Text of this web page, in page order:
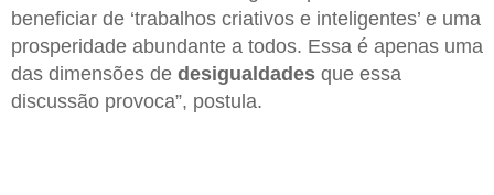
beneficiar de ‘trabalhos criativos e inteligentes’ e uma
prosperidade abundante a todos. Essa é apenas uma
das dimensões de desigualdades que essa
discussão provoca”, postula.